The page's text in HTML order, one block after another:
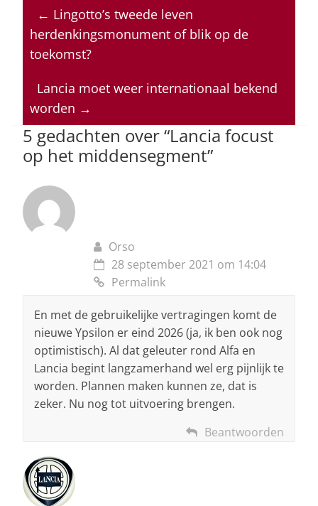
s
A
p
e
b
o
k
e a l
← Lingotto’s tweede leven
herdenkingsmonument of blik op de
toekomst?
Lancia moet weer internationaal bekend
worden →
5 gedachten over “Lancia focust
op het middensegment”
Orso
28 september 2021 om 14:04
Permalink
En met de gebruikelijke vertragingen komt de
nieuwe Ypsilon er eind 2026 (ja, ik ben ook nog
optimistisch). Al dat geleuter rond Alfa en
Lancia begint langzamerhand wel erg pijnlijk te
worden. Plannen maken kunnen ze, dat is
zeker. Nu nog tot uitvoering brengen.
Beantwoorden